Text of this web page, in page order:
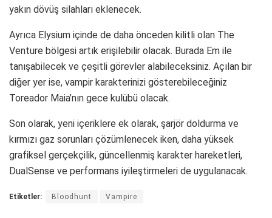
yakın dövüş silahları eklenecek.
Ayrıca Elysium içinde de daha önceden kilitli olan The
Venture bölgesi artık erişilebilir olacak. Burada Em ile
tanışabilecek ve çeşitli görevler alabileceksiniz. Açılan bir
diğer yer ise, vampir karakterinizi gösterebileceğiniz
Toreador Maia’nın gece kulübü olacak.
Son olarak, yeni içeriklere ek olarak, şarjör doldurma ve
kırmızı gaz sorunları çözümlenecek iken, daha yüksek
grafiksel gerçekçilik, güncellenmiş karakter hareketleri,
DualSense ve performans iyileştirmeleri de uygulanacak.
Etiketler: Bloodhunt Vampire